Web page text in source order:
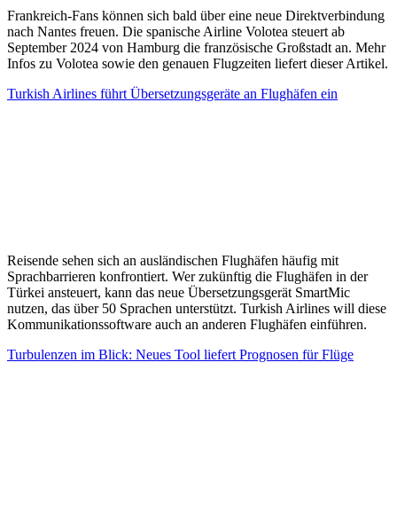
Frankreich-Fans können sich bald über eine neue Direktverbindung
nach Nantes freuen. Die spanische Airline Volotea steuert ab
September 2024 von Hamburg die französische Großstadt an. Mehr
Infos zu Volotea sowie den genauen Flugzeiten liefert dieser Artikel.
Turkish Airlines führt Übersetzungsgeräte an Flughäfen ein
Reisende sehen sich an ausländischen Flughäfen häufig mit
Sprachbarrieren konfrontiert. Wer zukünftig die Flughäfen in der
Türkei ansteuert, kann das neue Übersetzungsgerät SmartMic
nutzen, das über 50 Sprachen unterstützt. Turkish Airlines will diese
Kommunikationssoftware auch an anderen Flughäfen einführen.
Turbulenzen im Blick: Neues Tool liefert Prognosen für Flüge